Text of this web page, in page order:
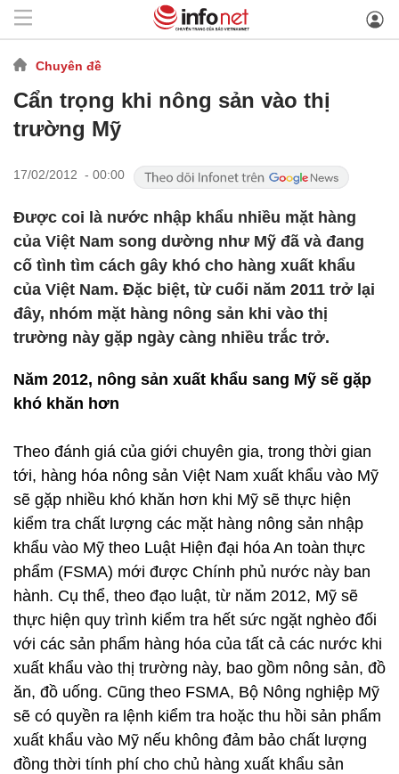
Chuyên đề
Cẩn trọng khi nông sản vào thị
trường Mỹ
17/02/2012 - 00:00
Được coi là nước nhập khẩu nhiều mặt hàng
của Việt Nam song dường như Mỹ đã và đang
cố tình tìm cách gây khó cho hàng xuất khẩu
của Việt Nam. Đặc biệt, từ cuối năm 2011 trở lại
đây, nhóm mặt hàng nông sản khi vào thị
trường này gặp ngày càng nhiều trắc trở.
Năm 2012, nông sản xuất khẩu sang Mỹ sẽ gặp
khó khăn hơn
Theo đánh giá của giới chuyên gia, trong thời gian
tới, hàng hóa nông sản Việt Nam xuất khẩu vào Mỹ
sẽ gặp nhiều khó khăn hơn khi Mỹ sẽ thực hiện
kiểm tra chất lượng các mặt hàng nông sản nhập
khẩu vào Mỹ theo Luật Hiện đại hóa An toàn thực
phẩm (FSMA) mới được Chính phủ nước này ban
hành. Cụ thể, theo đạo luật, từ năm 2012, Mỹ sẽ
thực hiện quy trình kiểm tra hết sức ngặt nghèo đối
với các sản phẩm hàng hóa của tất cả các nước khi
xuất khẩu vào thị trường này, bao gồm nông sản, đồ
ăn, đồ uống. Cũng theo FSMA, Bộ Nông nghiệp Mỹ
sẽ có quyền ra lệnh kiểm tra hoặc thu hồi sản phẩm
xuất khẩu vào Mỹ nếu không đảm bảo chất lượng
đồng thời tính phí cho chủ hàng xuất khẩu sản